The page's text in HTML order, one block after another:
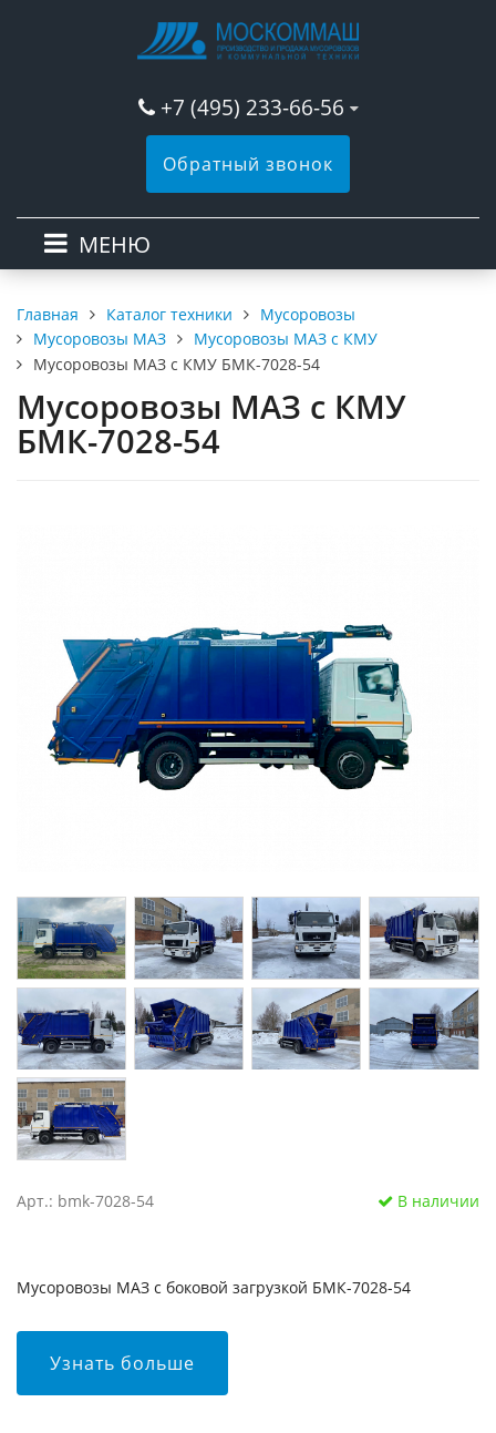
+7 (495) 233-66-56
Обратный звонок
МЕНЮ
Главная Каталог техники
Мусоровозы
Мусоровозы МАЗ
Мусоровозы МАЗ с КМУ
Мусоровозы МАЗ с КМУ БМК-7028-54
Мусоровозы МАЗ с КМУ
БМК-7028-54
Арт.: bmk-7028-54 В наличии
Мусоровозы МАЗ с боковой загрузкой БМК-7028-54
Узнать больше